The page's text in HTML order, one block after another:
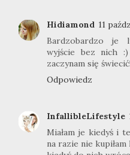
Hidiamond 11
Bardzobardzo je
wyjście bez nich
zaczynam się świecić!
Odpowiedz
InfallibleLifestyle
Miałam je kiedyś i
na razie nie